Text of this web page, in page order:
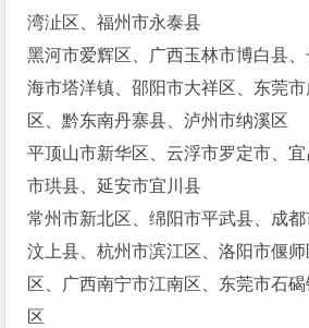
湾沚区、福州市永泰县
黑河市爱辉区、广西玉林市博白县
海市塔洋镇、邵阳市大祥区、东莞
区、黔东南丹寨县、泸州市纳溪区
平顶山市新华区、云浮市罗定市、
市珙县、延安市宜川县
常州市新北区、绵阳市平武县、成
汶上县、杭州市滨江区、洛阳市偃
区、广西南宁市江南区、东莞市石
区